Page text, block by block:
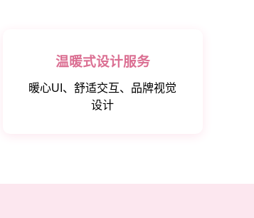
温暖式设计服务
暖心UI、舒适交互、品牌视觉
设计